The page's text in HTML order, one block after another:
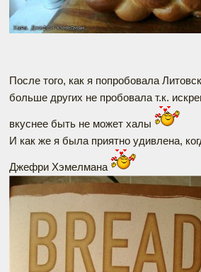
После того, как я попробовала
больше других не пробовала т.к.
вкуснее быть не может халы
И как же я была приятно удивлена,
Джефри Хэмелмана